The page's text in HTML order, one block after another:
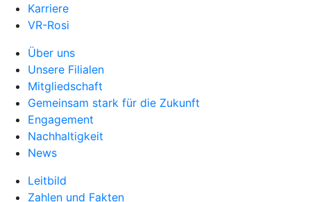
Karriere
VR-Rosi
Über uns
Unsere Filialen
Mitgliedschaft
Gemeinsam stark für die Zukunft
Engagement
Nachhaltigkeit
News
Leitbild
Zahlen und Fakten